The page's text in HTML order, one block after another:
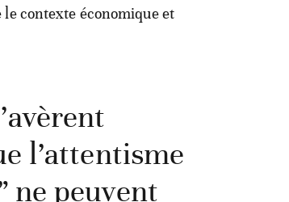
contexte économique et
l’attentisme
ne peuvent